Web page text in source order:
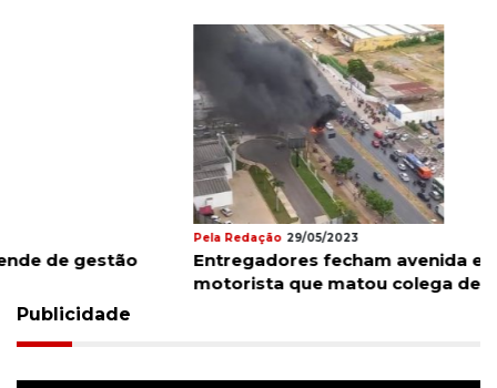
Entregadores fecham avenida e pedem prisão de
motorista que matou colega de trabalho
Publicidade